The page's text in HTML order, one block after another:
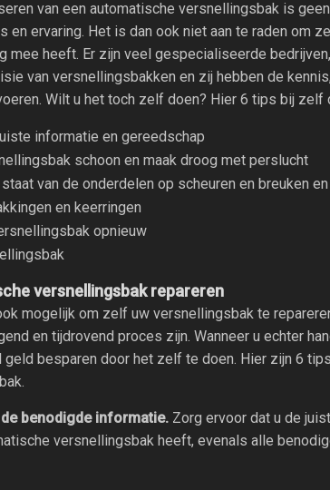
van een automatische versnellingsbak is
en ervaring. Het is dan ook niet aan te raden om
mee heeft. Er zijn veel gespecialiseerde
van versnellingsbakken en zij hebben de
Wilt u het toch zelf doen? Hier 6 tips bij zelf
informatie en gereedschap
schoon en maak droog met perslucht
van de onderdelen op scheuren en breuken
en keerringen
opnieuw
versnellingsbak repareren
mogelijk om zelf uw versnellingsbak te
en tijdrovend proces zijn. Wanneer u echter
geld besparen door het zelf te doen. Hier zijn 6
benodigde informatie. Zorg ervoor dat u de
versnellingsbak heeft, evenals alle